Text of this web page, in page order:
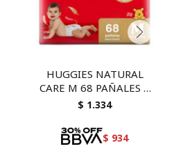
HUGGIES NATURAL
CARE M 68 PAÑALES +
TOALLITAS
$ 1.334
$ 934